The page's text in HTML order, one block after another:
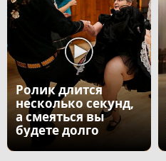
Ролик длится
несколько секунд,
а смеяться вы
будете долго